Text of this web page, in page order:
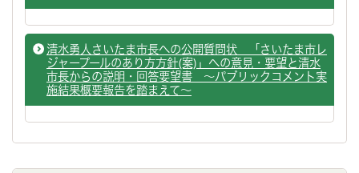
清水勇人さいたま市長への公開質問状 「さいたま市レ
ジャープールのあり方方針(案)」への意見・要望と清水
市長からの説明・回答要望書 ～パブリックコメント実
施結果概要報告を踏まえて～